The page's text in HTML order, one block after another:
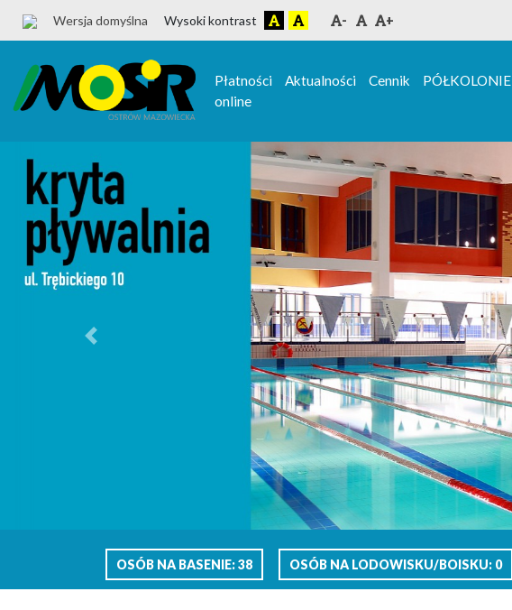
Wersja domyślna Wysoki kontrast - +
Płatności
online
Aktualności Cennik PÓŁKOLONIE
Previous
OSÓB NA BASENIE: 38 OSÓB NA LODOWISKU/BOISKU: 0